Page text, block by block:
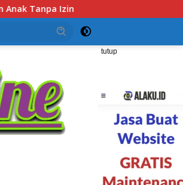
Baja Amankan Dua Tersangka
tutup